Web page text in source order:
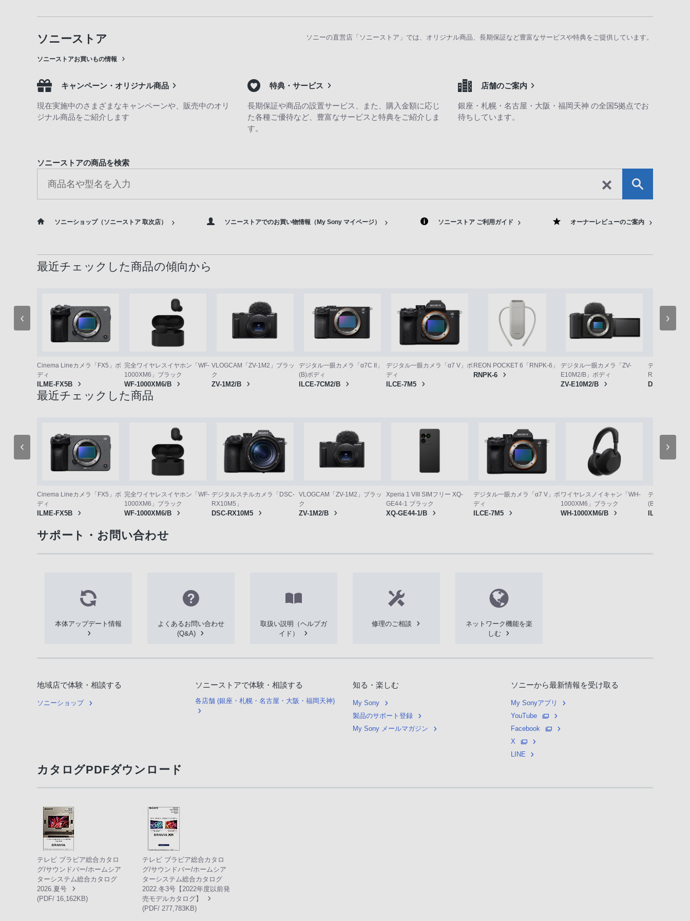
ソニーストア ソニーの直営店「ソニーストア」では、オリジナル商品、長期保証など豊富なサービスや特典をご提供しています。
ソニーストアお買いもの情報
キャンペーン・オリジナル商品
現在実施中のさまざまなキャンペーンや、販売中のオリ
ジナル商品をご紹介します
特典・サービス
長期保証や商品の設置サービス、また、購入金額に応じ
た各種ご優待など、豊富なサービスと特典をご紹介しま
す。
店舗のご案内
銀座・札幌・名古屋・大阪・福岡天神 の全国5拠点でお
待ちしています。
ソニーストアの商品を検索
ソニーショップ（ソニーストア 取次店） ソニーストアでのお買い物情報（My Sony マイページ） ソニーストア ご利用ガイド オーナーレビューのご案内
最近チェックした商品の傾向から
Cinema Lineカメラ「FX5」ボ
ディ
ILME-FX5B
完全ワイヤレスイヤホン「WF-
1000XM6」ブラック
WF-1000XM6/B
VLOGCAM「ZV-1M2」ブラッ
ク
ZV-1M2/B
デジタル一眼カメラ「α7C II」
(B)ボディ
ILCE-7CM2/B
デジタル一眼カメラ「α7 V」ボ
ディ
ILCE-7M5
REON POCKET 6「RNPK-6」
RNPK-6
デジタル一眼カメラ「ZV-
E10M2/B」ボディ
ZV-E10M2/B
デジタルスチ
RX10M5」
DSC-
最近チェックした商品
Cinema Lineカメラ「FX5」ボ
ディ
ILME-FX5B
完全ワイヤレスイヤホン「WF-
1000XM6」ブラック
WF-1000XM6/B
デジタルスチルカメラ「DSC-
RX10M5」
DSC-RX10M5
VLOGCAM「ZV-1M2」ブラッ
ク
ZV-1M2/B
Xperia 1 VIII SIMフリー XQ-
GE44-1 ブラック
XQ-GE44-1/B
デジタル一眼カメラ「α7 V」ボ
ディ
ILCE-7M5
ワイヤレスノイキャン「WH-
1000XM6」ブラック
WH-1000XM6/B
デジタル一眼
(B)ボディ
ILCE-7CM2/
サポート・お問い合わせ
本体アップデート情報
よくあるお問い合わせ
(Q&A)
取扱い説明（ヘルプガ
イド）
修理のご相談
ネットワーク機能を楽
しむ
地域店で体験・相談する
ソニーショップ
ソニーストアで体験・相談する
各店舗 (銀座・札幌・名古屋・大阪・福岡天神)
知る・楽しむ
My Sony
製品のサポート登録
My Sony メールマガジン
ソニーから最新情報を受け取る
My Sonyアプリ
YouTube
Facebook
X
LINE
カタログPDFダウンロード
テレビ ブラビア総合カタロ
グ/サウンドバー/ホームシア
ターシステム総合カタログ
2026.夏号
(PDF/ 16,162KB)
テレビ ブラビア総合カタロ
グ/サウンドバー/ホームシア
ターシステム総合カタログ
2022.冬3号【2022年度以前発
売モデルカタログ】
(PDF/ 277,783KB)